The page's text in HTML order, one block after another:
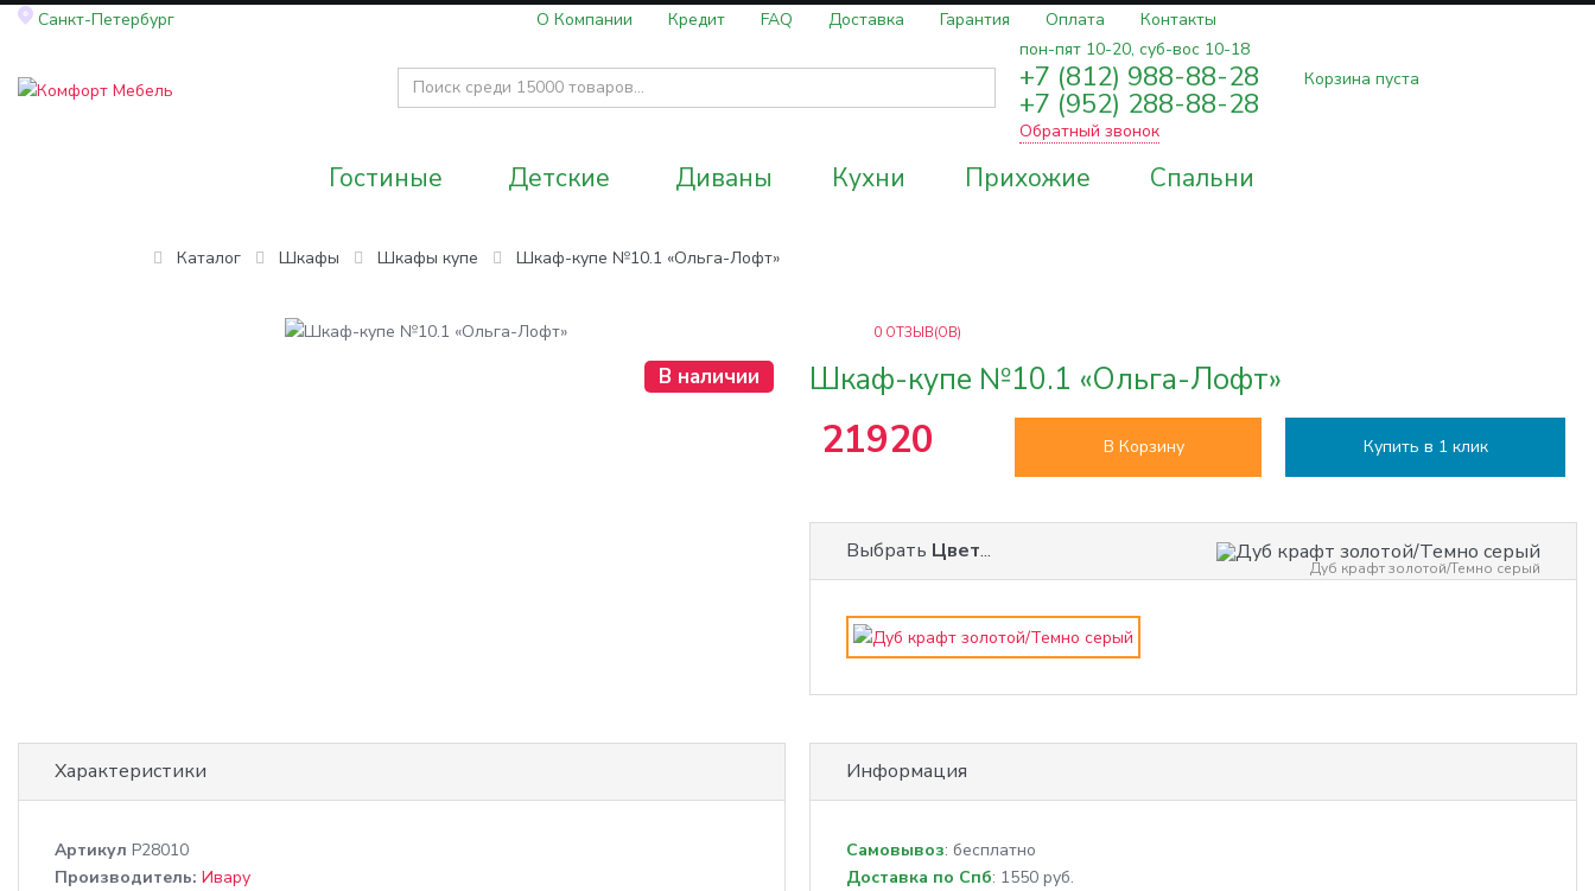
Санкт-Петербург О Компании Кредит FAQ Доставка Гарантия Оплата
Контакты
пон-пят 10-20, суб-вос 10-18
+7 (812) 988-88-28
+7 (952) 288-88-28
Обратный звонок
Корзина пуста
Гостиные Детские Диваны Кухни Прихожие Спальни
Каталог Шкафы Шкафы купе Шкаф-купе №10.1 «Ольга-Лофт»
В наличии
0 ОТЗЫВ(ОВ)
Шкаф-купе №10.1 «Ольга-Лофт»
21920 В Корзину Купить в 1 клик
Выбрать Цвет...
Дуб крафт золотой/Темно серый
Характеристики
Артикул P28010
Производитель: Ивару
Информация
Самовывоз: бесплатно
Доставка по Спб: 1550 руб.